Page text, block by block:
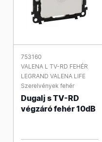
753160
VALENA L TV-RD FEHÉR
LEGRAND VALENA LIFE
Szerelvények fehér
Dugalj s TV-RD
végzáró fehér 10dB